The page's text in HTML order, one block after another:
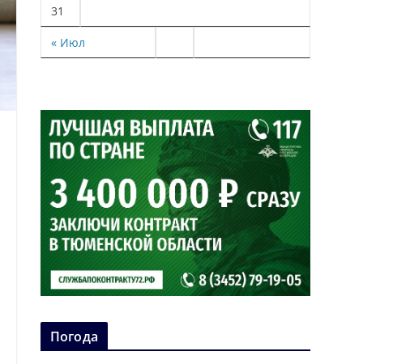
« Июл
31
Погода